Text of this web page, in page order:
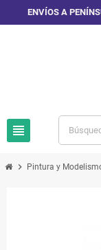
ENVÍOS A
view_headline
chevron_right Pintura y